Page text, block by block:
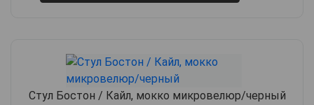
Стул Бостон / Кайл, мокко микровелюр/черный